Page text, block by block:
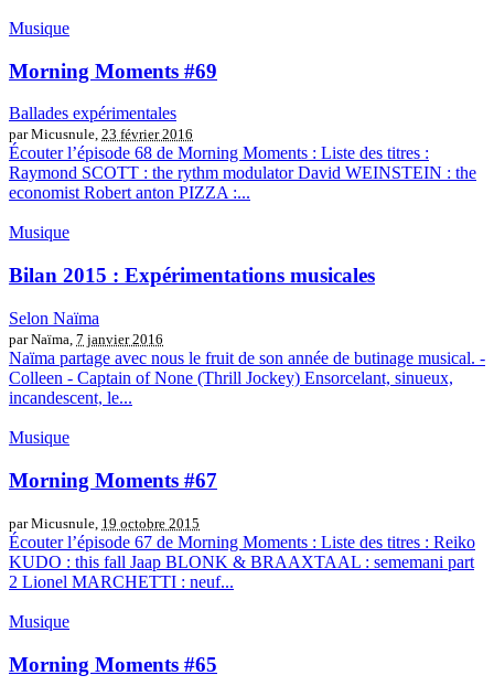
Musique
Morning Moments #69
Ballades expérimentales
par Micusnule, 23 février 2016
Écouter l’épisode 68 de Morning Moments : Liste des titres :
Raymond SCOTT : the rythm modulator David WEINSTEIN : the
economist Robert anton PIZZA :...
Musique
Bilan 2015 : Expérimentations musicales
Selon Naïma
par Naïma, 7 janvier 2016
Naïma partage avec nous le fruit de son année de butinage musical. -
Colleen - Captain of None (Thrill Jockey) Ensorcelant, sinueux,
incandescent, le...
Musique
Morning Moments #67
par Micusnule, 19 octobre 2015
Écouter l’épisode 67 de Morning Moments : Liste des titres : Reiko
KUDO : this fall Jaap BLONK & BRAAXTAAL : sememani part
2 Lionel MARCHETTI : neuf...
Musique
Morning Moments #65